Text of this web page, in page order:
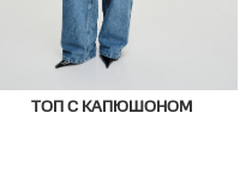
ТОП С КАПЮШОНОМ